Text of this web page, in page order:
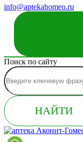
info@aptekahomeo.ru
Поиск по сайту
НАЙТИ